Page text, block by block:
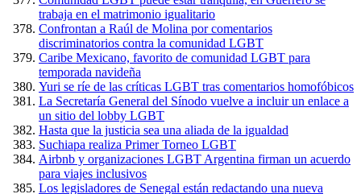
trabaja en el matrimonio igualitario
Confrontan a Raúl de Molina por comentarios
discriminatorios contra la comunidad LGBT
Caribe Mexicano, favorito de comunidad LGBT para
temporada navideña
Yuri se ríe de las críticas LGBT tras comentarios homofóbicos
La Secretaría General del Sínodo vuelve a incluir un enlace a
un sitio del lobby LGBT
Hasta que la justicia sea una aliada de la igualdad
Suchiapa realiza Primer Torneo LGBT
Airbnb y organizaciones LGBT Argentina firman un acuerdo
para viajes inclusivos
Los legisladores de Senegal están redactando una nueva